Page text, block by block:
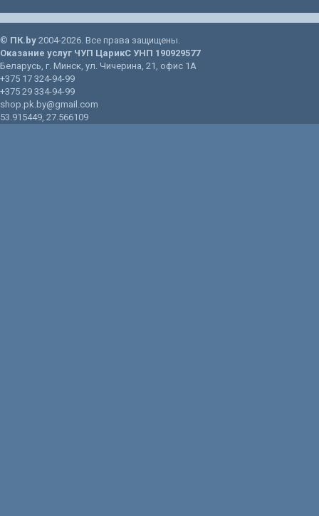
© ПК.by 2004-2026. Все права защищены.
Оказание услуг ЧУП ЦарикС УНП 190929577
Беларусь, г. Минск, ул. Чичерина, 21 , офис 1А
+375 17 324-94-99
+375 29 334-94-99
shop.pk.by@gmail.com
53.915449, 27.566109